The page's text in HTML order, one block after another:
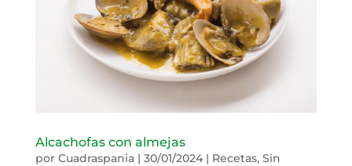
Alcachofas con almejas
por Cuadraspania| 30/01/2024| Recetas, Sin